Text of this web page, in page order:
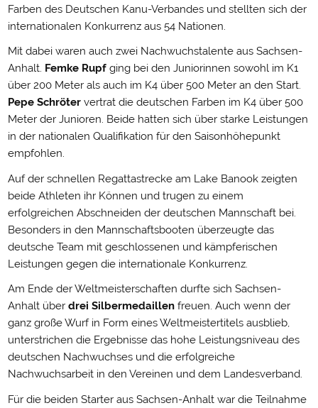
Farben des Deutschen Kanu-Verbandes und stellten sich der
internationalen Konkurrenz aus 54 Nationen.
Mit dabei waren auch zwei Nachwuchstalente aus Sachsen-
Anhalt. Femke Rupfging bei den Juniorinnen sowohl im K1
über 200 Meter als auch im K4 über 500 Meter an den Start.
Pepe Schrötervertrat die deutschen Farben im K4 über 500
Meter der Junioren. Beide hatten sich über starke Leistungen
in der nationalen Qualifikation für den Saisonhöhepunkt
empfohlen.
Auf der schnellen Regattastrecke am Lake Banook zeigten
beide Athleten ihr Können und trugen zu einem
erfolgreichen Abschneiden der deutschen Mannschaft bei.
Besonders in den Mannschaftsbooten überzeugte das
deutsche Team mit geschlossenen und kämpferischen
Leistungen gegen die internationale Konkurrenz.
Am Ende der Weltmeisterschaften durfte sich Sachsen-
Anhalt über drei Silbermedaillenfreuen. Auch wenn der
ganz große Wurf in Form eines Weltmeistertitels ausblieb,
unterstrichen die Ergebnisse das hohe Leistungsniveau des
deutschen Nachwuchses und die erfolgreiche
Nachwuchsarbeit in den Vereinen und dem Landesverband.
Für die beiden Starter aus Sachsen-Anhalt war die Teilnahme